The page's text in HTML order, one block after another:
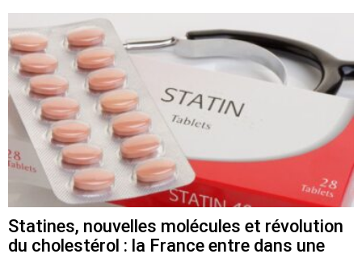
Statines, nouvelles molécules et révolution
du cholestérol : la France entre dans une